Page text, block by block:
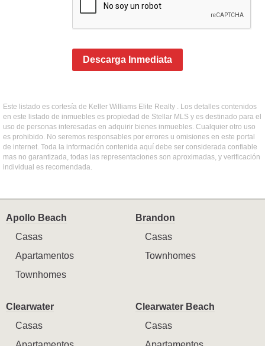
Descarga Inmediata
Este listado es cortesía de Keller Williams Elite Realty . Los detalles contenidos
en este listado de inmuebles es propiedad de Stellar MLS y es destinado para el
uso de personas interesadas en adquirir bienes inmuebles. Cualquier otro uso
es prohibido. No seremos responsables por errores u omisiones en este portal
de internet. Toda la información contenida aquí debe ser considerada confiable
mas no garantizada, todas las representaciones son aproximadas, y verificación
individual es recomendada.
Apollo Beach
Casas
Apartamentos
Townhomes
Brandon
Casas
Townhomes
Clearwater
Casas
Clearwater Beach
Casas